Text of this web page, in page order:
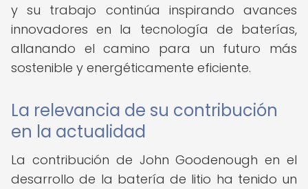
y su trabajo continúa inspirando avances
innovadores en la tecnología de baterías,
allanando el camino para un futuro más
sostenible y energéticamente eficiente.
La relevancia de su contribución
en la actualidad
La contribución de John Goodenough en el
desarrollo de la batería de litio ha tenido un